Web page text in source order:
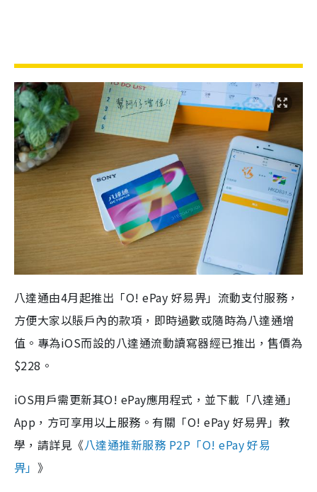
八達通由4月起推出「O! ePay 好易畀」流動支付服務，
方便大家以賬戶內的款項，即時過數或隨時為八達通增
值。專為iOS而設的八達通流動讀寫器經已推出，售價為
$228。
iOS用戶需更新其O! ePay應用程式，並下載「八達通」
App，方可享用以上服務。有關「O! ePay 好易畀」教
學，請詳見《八達通推新服務 P2P「O! ePay 好易
畀」 》